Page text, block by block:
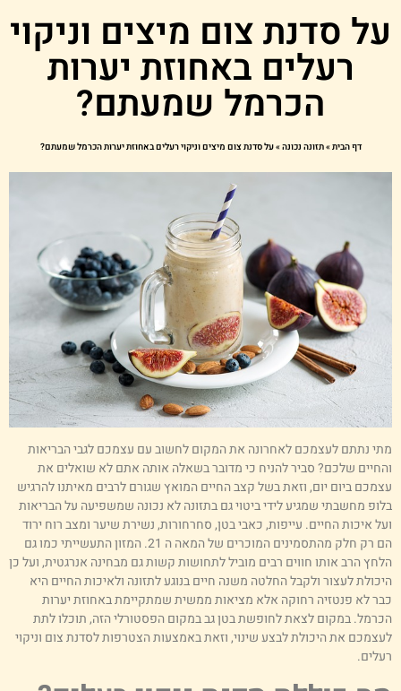
סדנת צום מיצים וניקוי
רעלים באחוזת יערות
הכרמל שמעתם?
דף הבית»תזונה נכונה»על סדנת צום מיצים וניקוי רעלים באחוזת יערות הכרמל שמעתם?
נתתם לעצמכם לאחרונה את המקום לחשוב עם עצמכם לגבי הבריאות
שלכם? סביר להניח כי מדובר בשאלה אותה אתם לא שואלים את
ביום יום, וזאת בשל קצב החיים המואץ שגורם לרבים מאיתנו להרגיש
מחשבתי שמגיע לידי ביטוי גם בתזונה לא נכונה שמשפיעה על הבריאות
איכות החיים. עייפות, כאבי בטן, סחרחורות, נשירת שיער ומצב רוח ירוד
הם רק חלק מהתסמינים המוכרים של המאה ה 21. המזון התעשייתי כמו גם
הרב אותו חווים רבים מוביל לתחושות קשות גם מבחינה אנרגטית, ועל כן
לעצור ולקבל החלטה משנה חיים בנוגע לתזונה ולאיכות החיים היא
לא פנטזיה רחוקה אלא מציאות ממשית שמתקיימת באחוזת יערות
במקום לצאת לחופשת בטן גב במקום הפסטורלי הזה, תוכלו לתת
את היכולת לבצע שינוי, וזאת באמצעות הצטרפות לסדנת צום וניקוי